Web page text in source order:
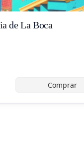
de La Boca
Comprar